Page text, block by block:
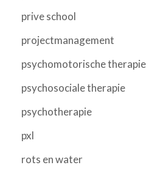
prive school
projectmanagement
psychomotorische therapie
psychosociale therapie
psychotherapie
pxl
rots en water